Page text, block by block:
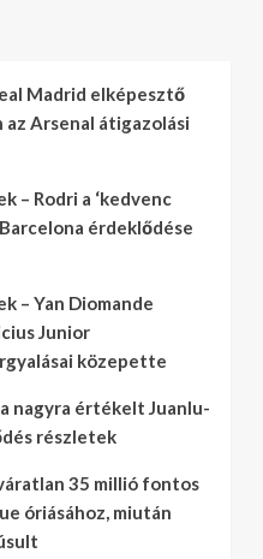
Madrid elképesztő
Arsenal átigazolási
– Rodri a ‘kedvenc
érdeklődése
– Yan Diomande
Junior
közepette
nagyra értékelt Juanlu-
részletek
35 millió fontos
óriásához, miután